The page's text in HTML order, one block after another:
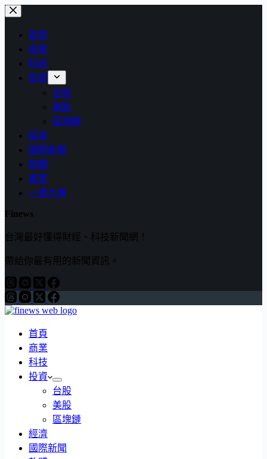
跳
首頁
商業
科技
投資
台股
美股
區塊鏈
經濟
國際新聞
軟體
產業
一週大事
Finews
台灣最好懂得財經、科技新聞網！
帶給你最有用的新聞資訊。
首頁
商業
科技
投資
台股
美股
區塊鏈
經濟
國際新聞